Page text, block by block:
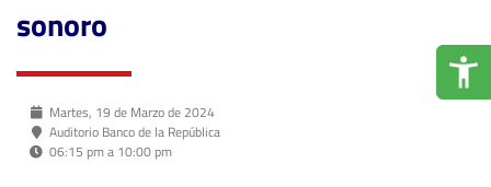
sonoro
Martes, 19 de Marzo de 2024
Auditorio Banco de la República
06:15 pm a 10:00 pm